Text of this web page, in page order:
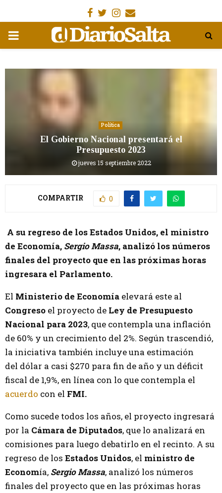
Facebook
Gorjeo
Instagram
Email
MENÚ
Política
El Gobierno Nacional presentará el
Presupuesto 2023
jueves 15 septiembre 2022
COMPARTIR 0
A su regreso de los Estados Unidos, el ministro
de Economía, Sergio Massa, analizó los números
finales del proyecto que en las próximas horas
ingresara el Parlamento.
El Ministerio de Economía elevará este al
Congreso el proyecto de Ley de Presupuesto
Nacional para 2023, que contempla una inflación
de 60% y un crecimiento del 2%. Según trascendió,
la iniciativa también incluye una estimación
del dólar a casi $270 para fin de año y un déficit
fiscal de 1,9%, en línea con lo que contempla el
acuerdo con el FMI.
Como sucede todos los años, el proyecto ingresará
por la Cámara de Diputados, que lo analizará en
comisiones para luego debatirlo en el recinto. A su
regreso de los Estados Unidos, el ministro de
Economía, Sergio Massa, analizó los números
finales del proyecto que en las próximas horas